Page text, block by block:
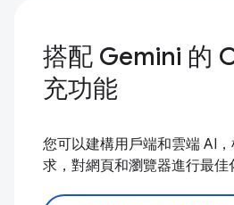
搭配 Gemini 的
充功能
您可以建構用戶端和雲端 AI
求，對網頁和瀏覽器進行最佳